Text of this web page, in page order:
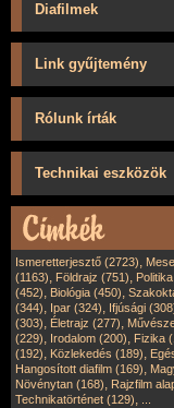
Diafilmek
Link gyűjtemény
Rólunk írták
Technikai eszközök
Ismeretterjesztő (2723),
(1163), Földrajz (751),
(452), Biológia (450),
(344), Ipar (324), Ifjúsági
(303), Életrajz (277),
(229), Irodalom (200), Fizika
(192), Közlekedés (189),
Hangosított diafilm (169),
Növénytan (168), Rajzfilm
Technikatörténet (129),